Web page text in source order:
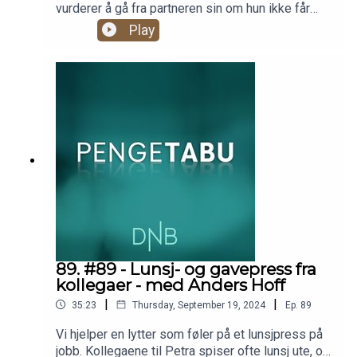
vurderer å gå fra partneren sin om hun ikke får
bedre kontroll over økonomien. Han sliter med å
få pratet ordentlig med henne om dette, som han
gang.Produsent: Christian Faarlund
Play
89. #89 - Lunsj- og gavepress fra
kollegaer - med Anders Hoff
35:23 | Thursday, September 19, 2024 | Ep. 89
Vi hjelper en lytter som føler på et lunsjpress på
jobb. Kollegaene til Petra spiser ofte lunsj ute, og